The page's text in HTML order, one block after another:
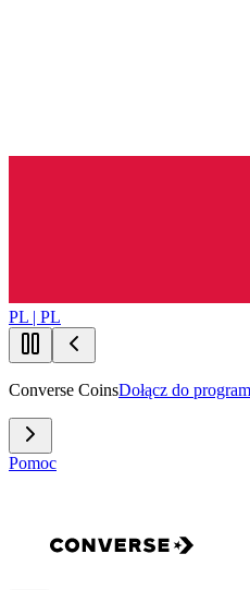
PL | PL
Converse CoinsDołącz do
Pomoc